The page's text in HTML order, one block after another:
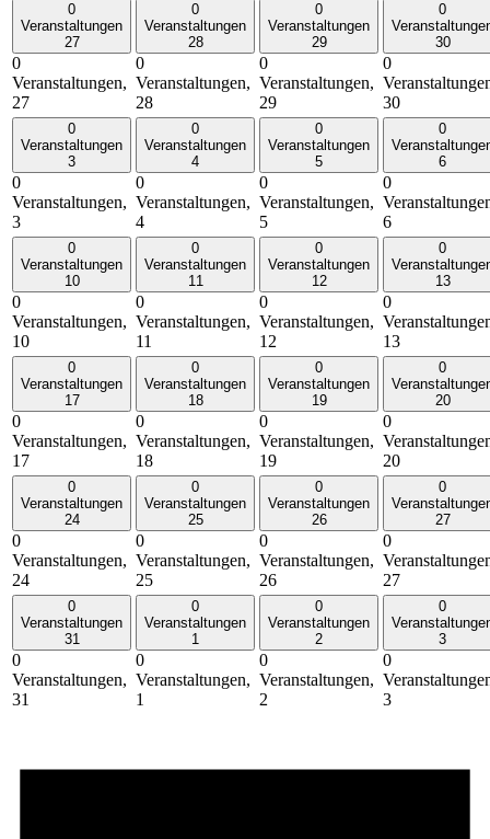
0
Veranstaltungen
27
0
Veranstaltungen,
27
0
Veranstaltungen
28
0
Veranstaltungen,
28
0
Veranstaltungen
29
0
Veranstaltungen,
29
0
30
0
30
0
Veranstaltungen
3
0
Veranstaltungen,
3
0
Veranstaltungen
4
0
Veranstaltungen,
4
0
Veranstaltungen
5
0
Veranstaltungen,
5
0
6
0
6
0
Veranstaltungen
10
0
Veranstaltungen,
10
0
Veranstaltungen
11
0
Veranstaltungen,
11
0
Veranstaltungen
12
0
Veranstaltungen,
12
0
13
0
13
0
Veranstaltungen
17
0
Veranstaltungen,
17
0
Veranstaltungen
18
0
Veranstaltungen,
18
0
Veranstaltungen
19
0
Veranstaltungen,
19
0
20
0
20
0
Veranstaltungen
24
0
Veranstaltungen,
24
0
Veranstaltungen
25
0
Veranstaltungen,
25
0
Veranstaltungen
26
0
Veranstaltungen,
26
0
27
0
27
0
Veranstaltungen
31
0
Veranstaltungen,
31
0
Veranstaltungen
1
0
Veranstaltungen,
1
0
Veranstaltungen
2
0
Veranstaltungen,
2
0
3
0
3